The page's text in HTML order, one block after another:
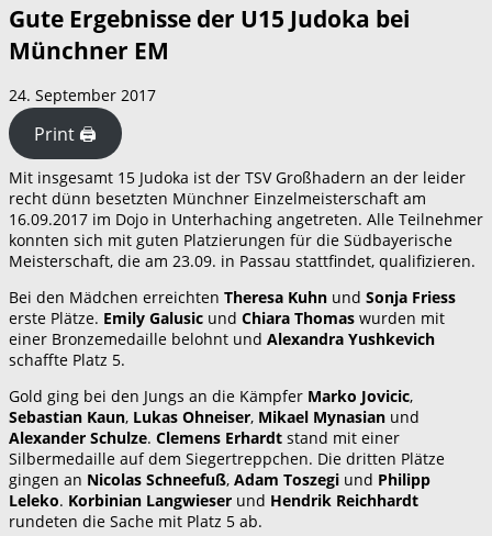
Gute Ergebnisse der U15 Judoka bei
Münchner EM
24. September 2017
Print 🖨
Mit insgesamt 15 Judoka ist der TSV Großhadern an der leider
recht dünn besetzten Münchner Einzelmeisterschaft am
16.09.2017 im Dojo in Unterhaching angetreten. Alle Teilnehmer
konnten sich mit guten Platzierungen für die Südbayerische
Meisterschaft, die am 23.09. in Passau stattfindet, qualifizieren.
Bei den Mädchen erreichten Theresa Kuhn und Sonja Friess
erste Plätze. Emily Galusic und Chiara Thomas wurden mit
einer Bronzemedaille belohnt und Alexandra Yushkevich
schaffte Platz 5.
Gold ging bei den Jungs an die Kämpfer Marko Jovicic,
Sebastian Kaun, Lukas Ohneiser, Mikael Mynasian und
Alexander Schulze. Clemens Erhardt stand mit einer
Silbermedaille auf dem Siegertreppchen. Die dritten Plätze
gingen an Nicolas Schneefuß, Adam Toszegi und Philipp
Leleko. Korbinian Langwieser und Hendrik Reichhardt
rundeten die Sache mit Platz 5 ab.